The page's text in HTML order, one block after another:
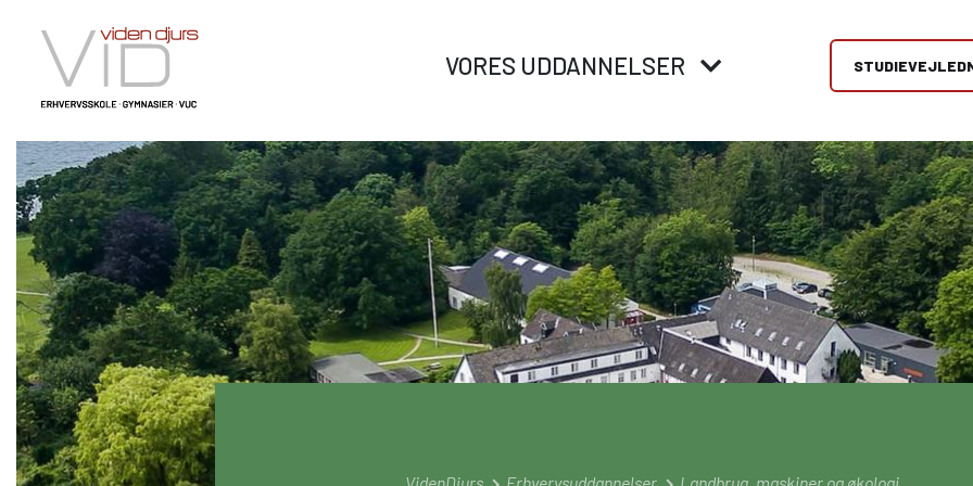
VORES UDDANNELSER
VID GYMNASIER & HF
Hos Viden Djurs kan du tage HHX og HTX. HHX er det
merkantile erhvervsrettede gymnasium, mens HTX
giver dig en højere teknisk studentereksamen. Fra
sommeren 2024 udbyder vi tilmed HF-enkeltfag.
HHX Grenaa
HHX Rønde
HTX Grenaa
HF-enkeltfag - Grenaa, Hornslet
VID ERHVERVSUDDANNELSER
Hos Viden Djurs tilbyder vi et stort udvalg af
erhvervsuddannelser – både indenfor medier,
mekanik, el, metal, handel, økologisk landbrug og
fødevarer.
Direkte fra 9/10. klasse
Om Viden Djurs
Viden Djurs er din dør til en
verden af muligheder. Her kan
du tage den uddannelse, du
drømmer om.
Læreplads og
virksomheder
Vi hjælper virksomheder og
elever med at finde det rette
match - vores vejledere hjælper
dig på vej med gode råd og
sparring hele vejen.
Mød os
Få vejledning til at
rigtig valg af
messer, åbent hus
brobygning.